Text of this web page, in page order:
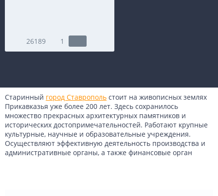
26189 1
Старинный город Ставрополь стоит на живописных землях
Прикавказья уже более 200 лет. Здесь сохранилось
множество прекрасных архитектурных памятников и
исторических достопримечательностей. Работают крупные
культурные, научные и образовательные учреждения.
Осуществляют эффективную деятельность производства и
административные органы, а также финансовые орган